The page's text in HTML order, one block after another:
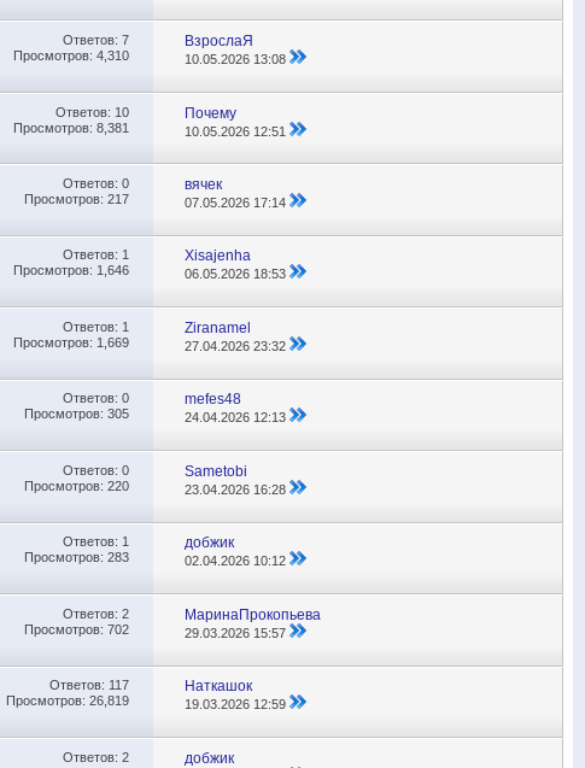
Ответов: 7
Просмотров: 4,310
ВзрослаЯ
10.05.2026 13:08
Ответов: 10
Просмотров: 8,381
Почему
10.05.2026 12:51
Ответов: 0
Просмотров: 217
вячек
07.05.2026 17:14
Ответов: 1
Просмотров: 1,646
Xisajenha
06.05.202618:53
Ответов: 1
Просмотров: 1,669
Ziranamel
27.04.202623:32
Ответов: 0
Просмотров: 305
mefes48
24.04.202612:13
Ответов: 0
Просмотров: 220
Sametobi
23.04.2026 16:28
Ответов: 1
Просмотров: 283
добжик
02.04.2026 10:12
Ответов: 2
Просмотров: 702
МаринаПрокопьева
29.03.2026 15:57
Ответов: 117
Просмотров: 26,819
Наткашок
19.03.2026 12:59
Ответов: 2
добжик